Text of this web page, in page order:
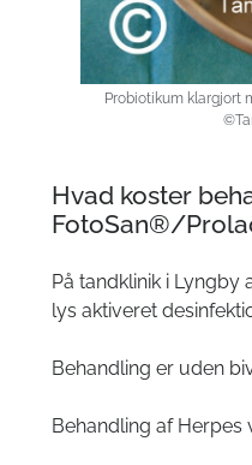
Probiotikum klargjort
Hvad koster
FotoSan®/
På tandklinik i Lyngby
lys aktiveret
Behandling er uden
Behandling af Herpes